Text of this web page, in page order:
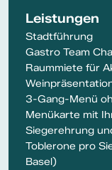
Leistungen
Stadtführung
Gastro Team
Raummiete für
3-Gang-Menü
Menükarte mit
Siegerehrung
Toblerone pro
Basel)